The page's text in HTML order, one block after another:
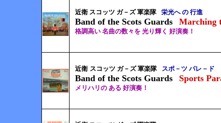
近衛 スコッツ ガ－ズ 軍楽隊 栄光へ の 行進
Band of the Scots Guards Marching
格調高い 名曲の数々を 光り輝く 好演奏！
近衛 スコッツ ガ－ズ 軍楽隊 スポ－ツ パレ－ド
Band of the Scots Guards Sports
メリハリの ある 好演奏！